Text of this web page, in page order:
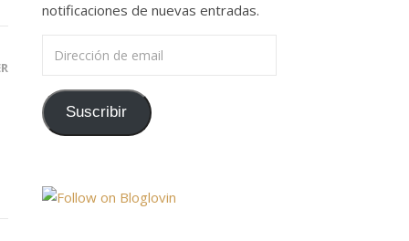
notificaciones de nuevas entradas.
Suscribir